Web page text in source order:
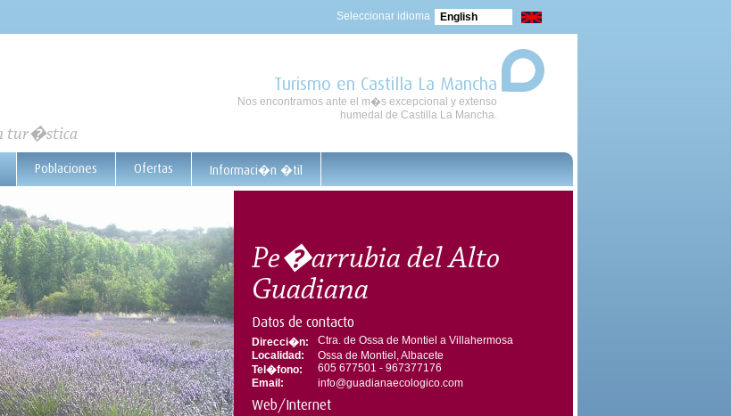
Seleccionar idioma English
tur�stica
Turismo en Castilla La Mancha
Nos encontramos ante el m�s excepcional y extenso
humedal de Castilla La Mancha.
Poblaciones Ofertas Informaci�n �til
Pe�arrubia del Alto
Guadiana
Datos de contacto
Direcci�n:
Ctra. de Ossa de Montiel a Villahermosa
Localidad:
Ossa de Montiel, Albacete
Tel�fono:
605 677501 - 967377176
Email:
info@guadianaecologico.com
Web/Internet